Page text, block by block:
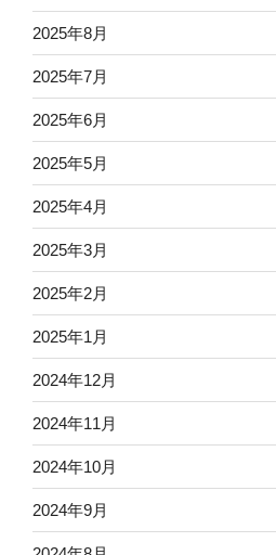
2025年8月
2025年7月
2025年6月
2025年5月
2025年4月
2025年3月
2025年2月
2025年1月
2024年12月
2024年11月
2024年10月
2024年9月